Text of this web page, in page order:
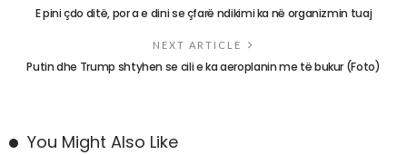
E pini çdo ditë, por a e dini se çfarë ndikimi ka në organizmin tuaj
NEXT ARTICLE
Putin dhe Trump shtyhen se cili e ka aeroplanin me të bukur (Foto)
You Might Also Like